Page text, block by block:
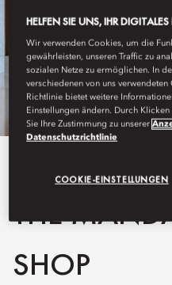
THE
SHOP
HELFEN SIE UNS, IHR
Wir verwenden Cookies, um die
gewährleisten, unseren Traffic zu
sozialen Netze zu ermöglichen. In
verschiedenen von uns
Richtlinie bietet weitere
Einstellungen ändern. Durch
Sie Ihre Zustimmung zu unserer
Datenschutzrichtlinie
COOKIE-EINSTELLUNGEN